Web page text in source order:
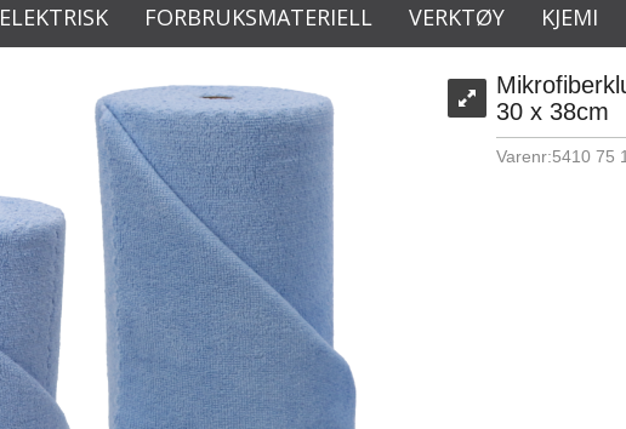
ELEKTRISK FORBRUKSMATERIELL VERKTØY KJEMI
30 x 38cm
Varenr:5410 75